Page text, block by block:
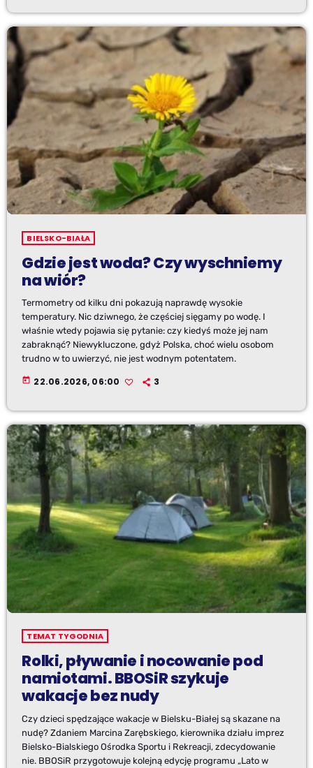
BIELSKO-BIAŁA
Gdzie jest woda? Czy wyschniemy
na wiór?
Termometry od kilku dni pokazują naprawdę wysokie
temperatury. Nic dziwnego, że częściej sięgamy po wodę. I
właśnie wtedy pojawia się pytanie: czy kiedyś może jej nam
zabraknąć? Niewykluczone, gdyż Polska, choć wielu osobom
trudno w to uwierzyć, nie jest wodnym potentatem.
today 22.06.2026, 06:00 3
TEMAT TYGODNIA
Rolki, pływanie i nocowanie pod
namiotami. BBOSiR szykuje
wakacje bez nudy
Czy dzieci spędzające wakacje w Bielsku-Białej są skazane na
nudę? Zdaniem Marcina Zarębskiego, kierownika działu imprez
Bielsko-Bialskiego Ośrodka Sportu i Rekreacji, zdecydowanie
nie. BBOSiR przygotowuje kolejną edycję programu „Lato w